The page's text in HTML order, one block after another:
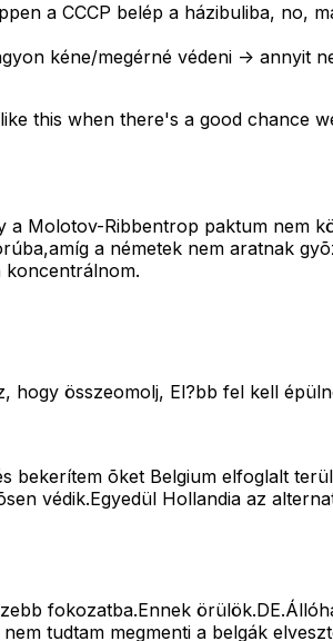
a CCCP belép a házibuliba, no,
kéne/megérné védeni -> annyit
this when there's a good chance
a Molotov-Ribbentrop paktum nem
a németek nem aratnak
koncentrálnom.
hogy összeomolj, El?bb fel kell
bekerítem õket Belgium elfoglalt
védik.Egyedül Hollandia az
fokozatba.Ennek
tudtam megmenti a belgák